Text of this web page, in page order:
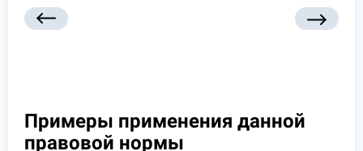
Примеры применения данной
правовой нормы